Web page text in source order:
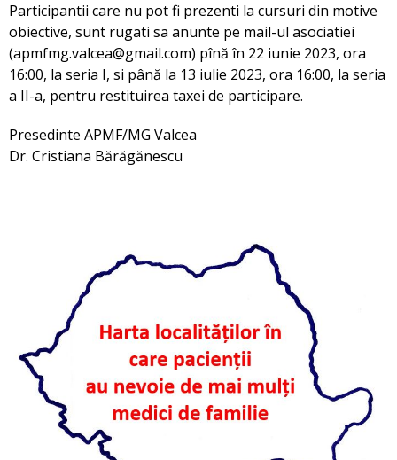
Participantii care nu pot fi prezenti la cursuri din motive
obiective, sunt rugati sa anunte pe mail-ul asociatiei
(apmfmg.valcea@gmail.com) pînă în 22 iunie 2023, ora
16:00, la seria I, si până la 13 iulie 2023, ora 16:00, la seria
a II-a, pentru restituirea taxei de participare.
Presedinte APMF/MG Valcea
Dr. Cristiana Bărăgănescu